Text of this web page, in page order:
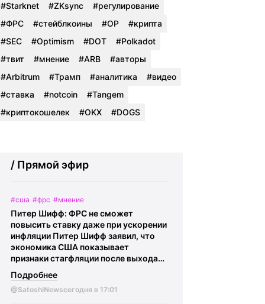
#Starknet
#ZKsync
#регулирование
#ФРС
#стейблкоины #OP
#крипта
#SEC
#Optimism #DOT
#Polkadot
#твит
#мнение #ARB
#авторы
#Arbitrum
#Трамп #аналитика
#видео
#ставка
#notcoin
#Tangem
#криптокошелек
#OKX #DOGS
/ Прямой эфир
#сша #фрс #мнение
Питер Шифф: ФРС не сможет
повысить ставку даже при ускорении
инфляции Питер Шифф заявил, что
экономика США показывает
признаки стагфляции после выхода
слабых данных по рынку труда. • В
июле США число рабочих мест вне
сельского хозяйства сократилось на
Подробнее
@SatoshiNewsсегодня в 17:01